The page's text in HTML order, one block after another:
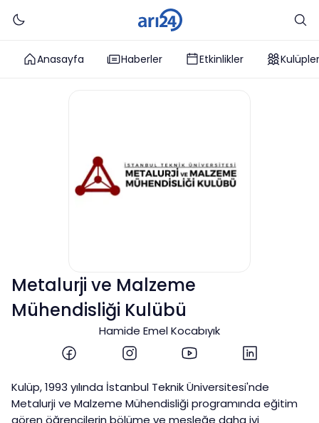
Anasayfa Haberler Etkinlikler Kulüpler
Metalurji ve Malzeme
Mühendisliği Kulübü
Hamide Emel Kocabıyık
Kulüp, 1993 yılında İstanbul Teknik Üniversitesi'nde
Metalurji ve Malzeme Mühendisliği programında eğitim
gören öğrencilerin bölüme ve mesleğe daha iyi